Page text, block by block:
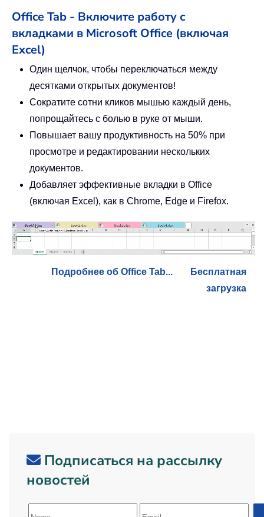
Office Tab - Включите работу с
вкладками в Microsoft Office (включая
Excel)
Один щелчок, чтобы переключаться между
десятками открытых документов!
Сократите сотни кликов мышью каждый день,
попрощайтесь с болью в руке от мыши.
Повышает вашу продуктивность на 50% при
просмотре и редактировании нескольких
документов.
Добавляет эффективные вкладки в Office
(включая Excel), как в Chrome, Edge и Firefox.
Подробнее об Office Tab...
Бесплатная
загрузка
Подписаться на рассылку
новостей